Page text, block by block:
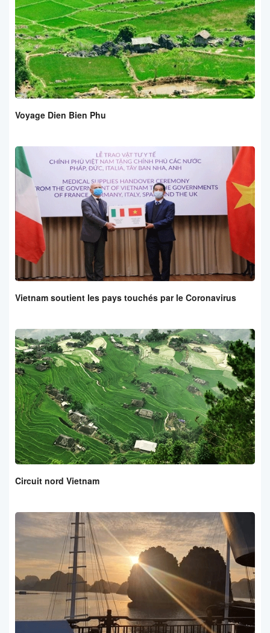
Voyage Dien Bien Phu
Vietnam soutient les pays touchés par le Coronavirus
Circuit nord Vietnam